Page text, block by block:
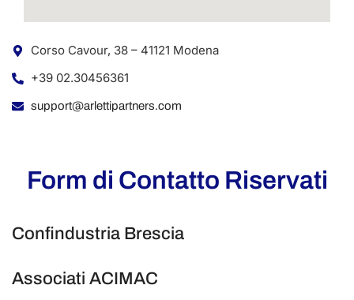
Corso Cavour, 38 – 41121 Modena
+39 02.30456361
support@arlettipartners.com
Form di Contatto Riservati
Confindustria Brescia
Associati ACIMAC